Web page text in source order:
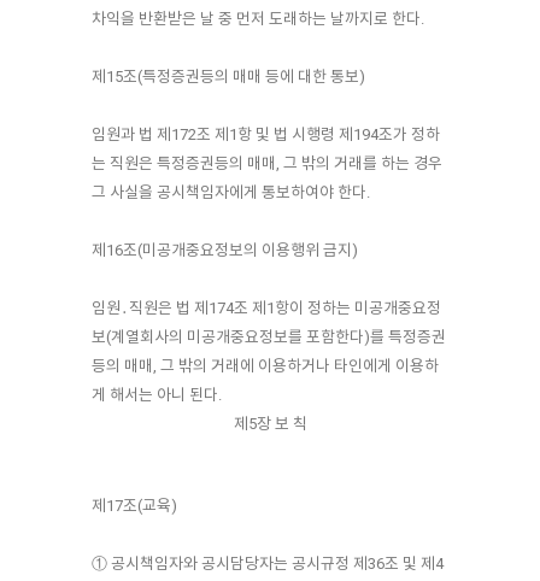
차익을 반환받은 날 중 먼저 도래하는 날까지로 한다.
제15조(특정증권등의 매매 등에 대한 통보)
임원과 법 제172조 제1항 및 법 시행령 제194조가 정하
는 직원은 특정증권등의 매매, 그 밖의 거래를 하는 경우
그 사실을 공시책임자에게 통보하여야 한다.
제16조(미공개중요정보의 이용행위 금지)
임원․직원은 법 제174조 제1항이 정하는 미공개중요정
보(계열회사의 미공개중요정보를 포함한다)를 특정증권
등의 매매, 그 밖의 거래에 이용하거나 타인에게 이용하
게 해서는 아니 된다.
제5장 보 칙
제17조(교육)
① 공시책임자와 공시담당자는 공시규정 제36조 및 제4